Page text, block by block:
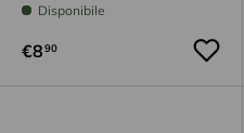
Disponibile
€890